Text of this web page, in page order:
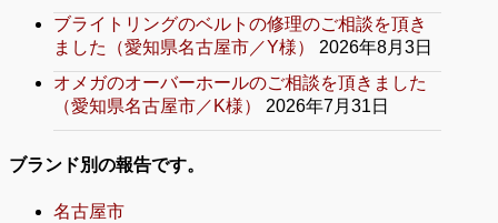
ブライトリングのベルトの修理のご相談を頂き
ました（愛知県名古屋市／Y様）
2026年8月3日
オメガのオーバーホールのご相談を頂きました
（愛知県名古屋市／K様）
2026年7月31日
ブランド別の報告です。
名古屋市